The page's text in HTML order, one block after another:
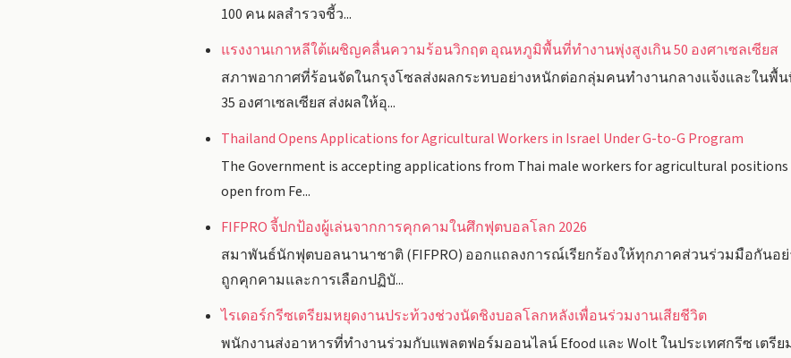
100 คน ผลสำรวจชี้ว...
แรงงานเกาหลีใต้เผชิญคลื่นความร้อนวิกฤต อุณหภูมิพื้นที่ทำงานพุ่งสูงเกิน 50 องศาเซลเซียส
สภาพอากาศที่ร้อนจัดในกรุงโซลส่งผลกระทบอย่างหนักต่อกลุ่มคนทำงานกลางแจ้งและในพื้
35 องศาเซลเซียส ส่งผลให้อุ...
Thailand Opens Applications for Agricultural Workers in Israel Under G-to-G Program
The Government is accepting applications from Thai male workers for agricultural
open from Fe...
FIFPRO จี้ปกป้องผู้เล่นจากการคุกคามในศึกฟุตบอลโลก 2026
สมาพันธ์นักฟุตบอลนานาชาติ (FIFPRO) ออกแถลงการณ์เรียกร้องให้ทุกภาคส่วนร่วมมือกันอย่
ถูกคุกคามและการเลือกปฏิบั...
ไรเดอร์กรีซเตรียมหยุดงานประท้วงช่วงนัดชิงบอลโลกหลังเพื่อนร่วมงานเสียชีวิต
พนักงานส่งอาหารที่ทำงานร่วมกับแพลตฟอร์มออนไลน์ Efood และ Wolt ในประเทศกรีซ เตรีย